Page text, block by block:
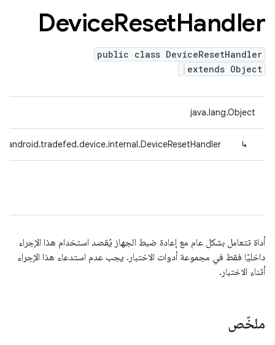
DeviceResetHandler
public class DeviceResetHandler
extends Object
java.lang.Object
↳
أداة تتعامل بشكل عام مع إعادة ضبط الجهاز يُقصد استخدام هذا الإجراء
داخليًا فقط في مجموعة أدوات الاختبار. يجب عدم استدعاء هذا الإجراء
أثناء الاختبار.
ملخّص